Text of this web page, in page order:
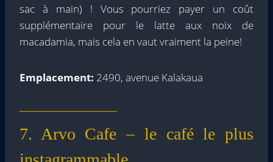
sac à main) ! Vous pourriez payer un coût
supplémentaire pour le latte aux noix de
macadamia, mais cela en vaut vraiment la peine!
Emplacement: 2490, avenue Kalakaua
7. Arvo Cafe – le café le plus